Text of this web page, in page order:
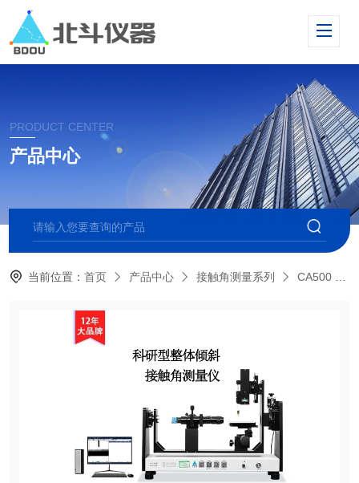
PRODUCT CENTER
产品中心
当前位置：首页 产品中心 接触角测量系列 CA500 倾斜型接触角测量仪